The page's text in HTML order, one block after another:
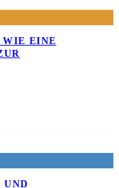
EINE B
K
UND